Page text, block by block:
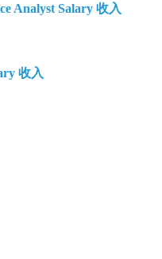
Analyst Salary 收入
收入